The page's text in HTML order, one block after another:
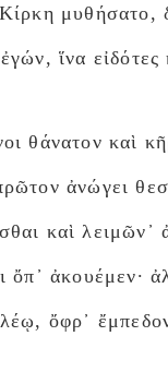
μυθήσατο,
ἵνα εἰδότες
θάνατον καὶ
ἀνώγει
καὶ λειμῶν᾽
ὄπ᾽ ἀκουέμεν·
ὄφρ᾽